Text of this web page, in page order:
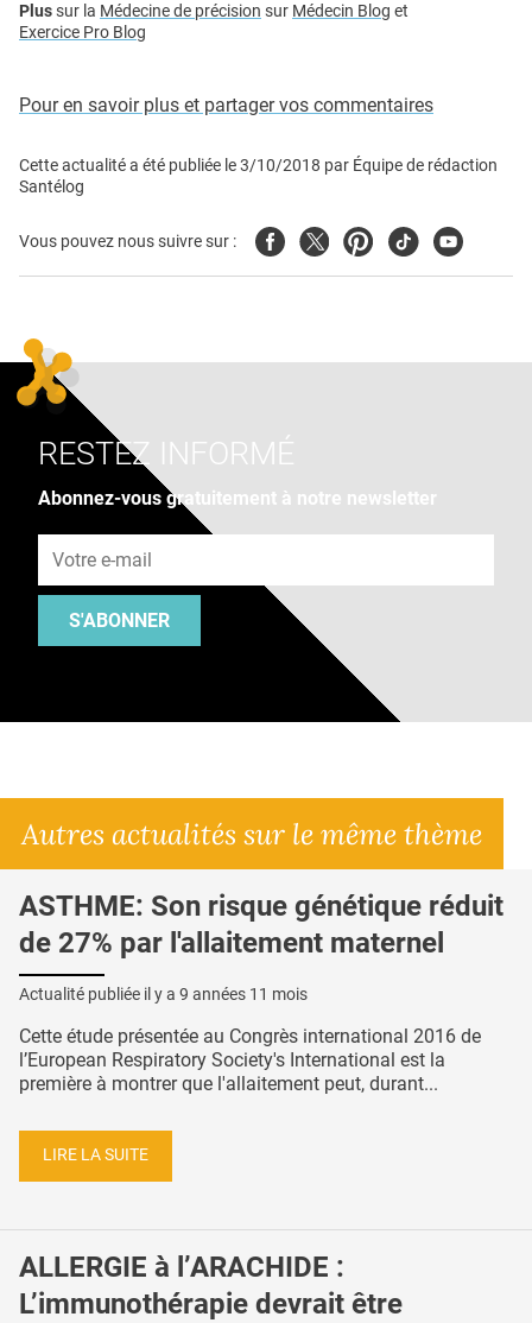
Plussur la Médecine de précision sur Médecin Blog et
Exercice Pro Blog
Pour en savoir plus et partager vos commentaires
Cette actualité a été publiée le3/10/2018 par Équipe de rédaction
Santélog
Vous pouvez nous suivre sur : FacebookTwitterPinterest
TiktokYoutube
RESTEZ INFORMÉ
Abonnez-vous gratuitement à notre newsletter
S'ABONNER
Autres actualités sur le même thème
ASTHME: Son risque génétique réduit
de 27% par l'allaitement maternel
Actualité publiée il y a 9 années 11 mois
Cette étude présentée au Congrès international 2016 de
l’European Respiratory Society's International est la
première à montrer que l'allaitement peut, durant...
LIRE LA SUITE
ALLERGIE à l’ARACHIDE :
L’immunothérapie devrait être